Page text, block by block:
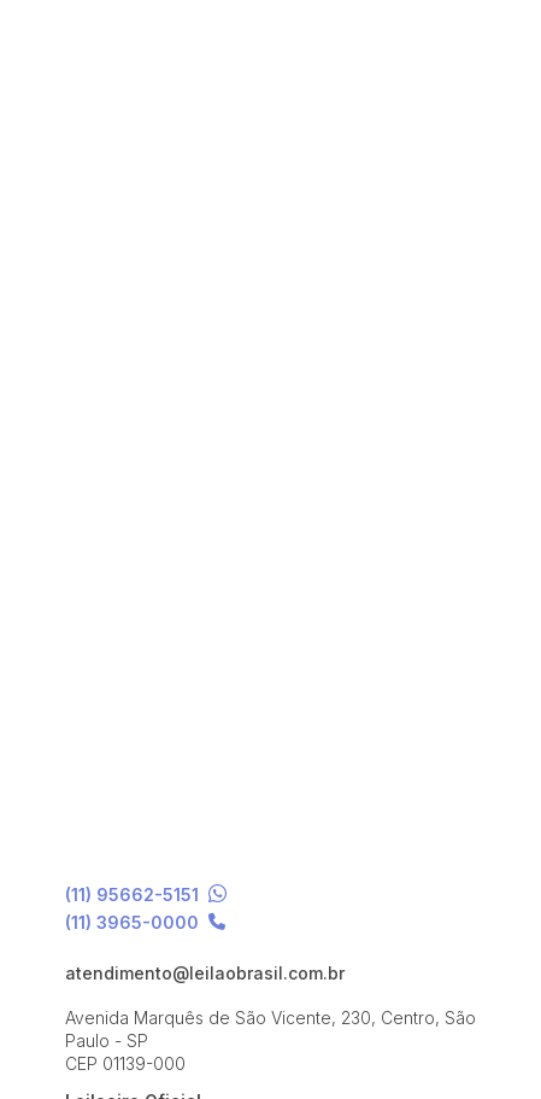
(11) 95662-5151
(11) 3965-0000
atendimento@leilaobrasil.com.br
Avenida Marquês de São Vicente, 230, Centro, São
Paulo - SP
CEP 01139-000